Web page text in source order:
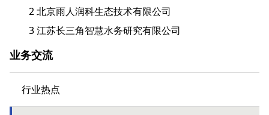
业务交流
行业热点
2 北京雨人润科生态技术有限公司
3 江苏长三角智慧水务研究有限公司